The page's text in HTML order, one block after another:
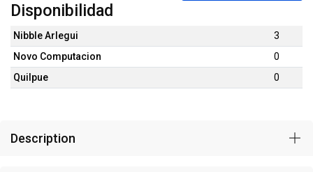
Disponibilidad
Nibble Arlegui
3
Novo Computacion
0
Quilpue
0
Description